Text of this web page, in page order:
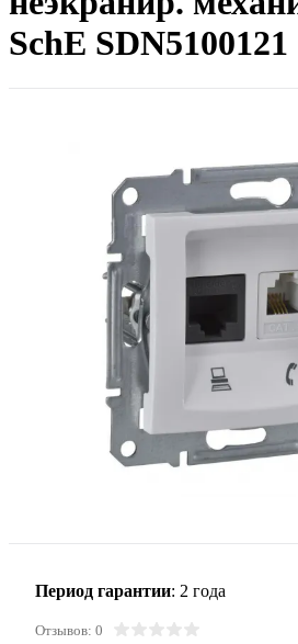
SchE SDN5100121
Период гарантии: 2 года
Отзывов: 0